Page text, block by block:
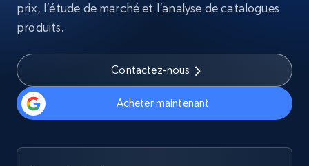
prix, l’étude de marché et l’analyse de catalogues
produits.
Contactez-nous
Acheter maintenant